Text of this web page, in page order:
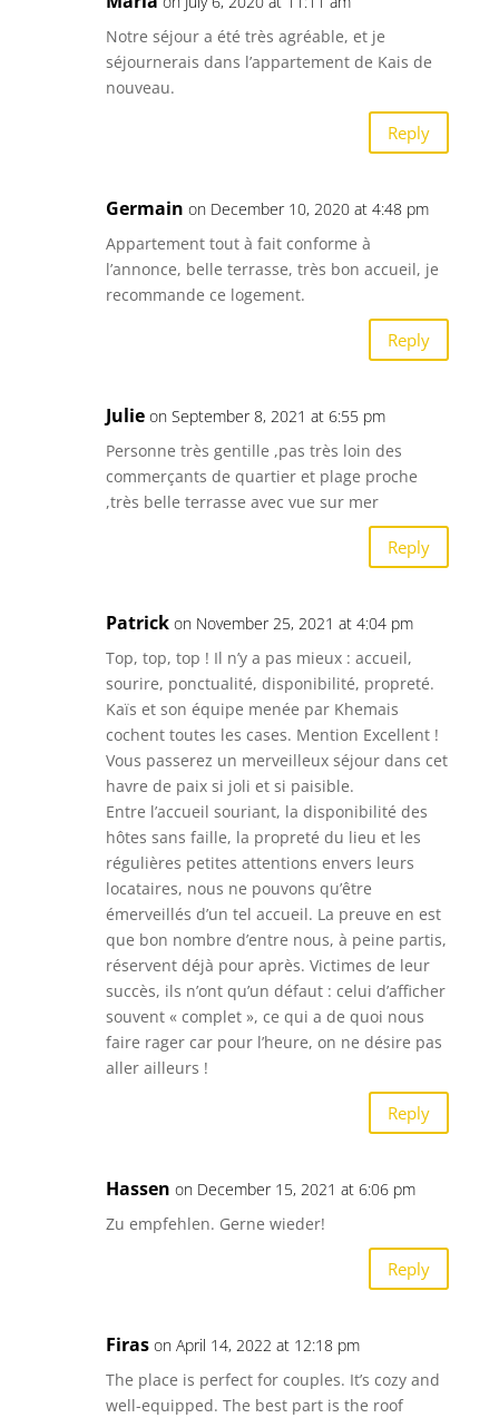
Notre séjour a été très agréable, et je
séjournerais dans l’appartement de Kais de
nouveau.
Reply
Germain on December 10, 2020 at 4:48 pm
Appartement tout à fait conforme à
l’annonce, belle terrasse, très bon accueil, je
recommande ce logement.
Reply
Julie on September 8, 2021 at 6:55 pm
Personne très gentille ,pas très loin des
commerçants de quartier et plage proche
,très belle terrasse avec vue sur mer
Reply
Patrick on November 25, 2021 at 4:04 pm
Top, top, top ! Il n’y a pas mieux : accueil,
sourire, ponctualité, disponibilité, propreté.
Kaïs et son équipe menée par Khemais
cochent toutes les cases. Mention Excellent !
Vous passerez un merveilleux séjour dans cet
havre de paix si joli et si paisible.
Entre l’accueil souriant, la disponibilité des
hôtes sans faille, la propreté du lieu et les
régulières petites attentions envers leurs
locataires, nous ne pouvons qu’être
émerveillés d’un tel accueil. La preuve en est
que bon nombre d’entre nous, à peine partis,
réservent déjà pour après. Victimes de leur
succès, ils n’ont qu’un défaut : celui d’afficher
souvent « complet », ce qui a de quoi nous
faire rager car pour l’heure, on ne désire pas
aller ailleurs !
Reply
Hassen on December 15, 2021 at 6:06 pm
Zu empfehlen. Gerne wieder!
Reply
Firas on April 14, 2022 at 12:18 pm
The place is perfect for couples. It’s cozy and
well-equipped. The best part is the roof